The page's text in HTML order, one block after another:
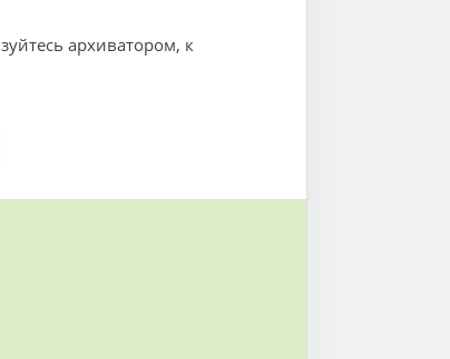
архиватором, к